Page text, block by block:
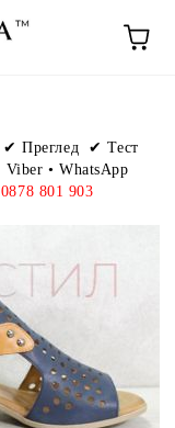
✔ Преглед ✔ Тест
Viber • WhatsApp
0878 801 903